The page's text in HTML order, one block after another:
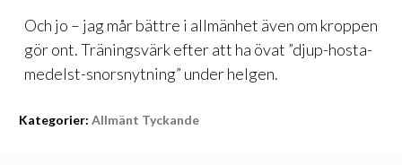
Och jo – jag mår bättre i allmänhet även om kroppen
gör ont. Träningsvärk efter att ha övat ”djup-hosta-
medelst-snorsnytning” under helgen.
Kategorier: Allmänt Tyckande